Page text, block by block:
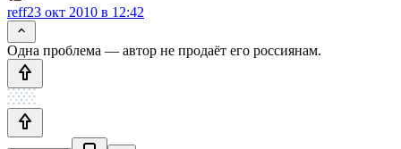
reff23 окт 2010 в 12:42
Одна проблема — автор не продаёт его россиянам.